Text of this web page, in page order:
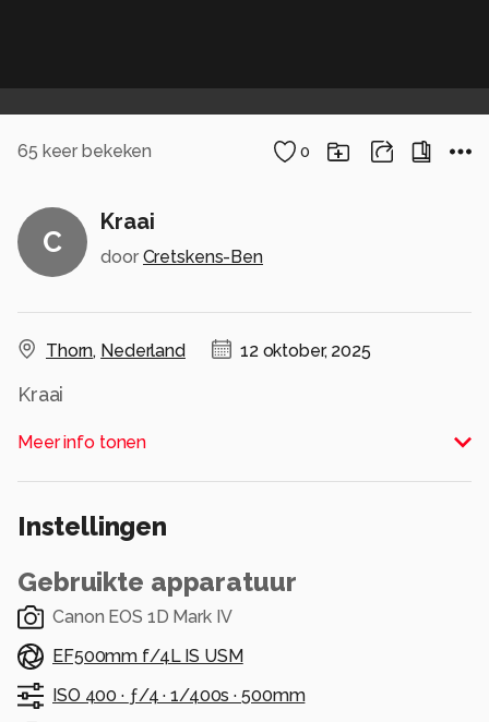
65 keer bekeken 0
C
Kraai
door Cretskens-Ben
Thorn, Nederland 12 oktober, 2025
Kraai
Alle rechten voorbehouden
Meer info tonen
Instellingen
Gebruikte apparatuur
Canon EOS 1D Mark IV
EF500mm f/4L IS USM
ISO 400 · ƒ/4 ·1/400s ·500mm